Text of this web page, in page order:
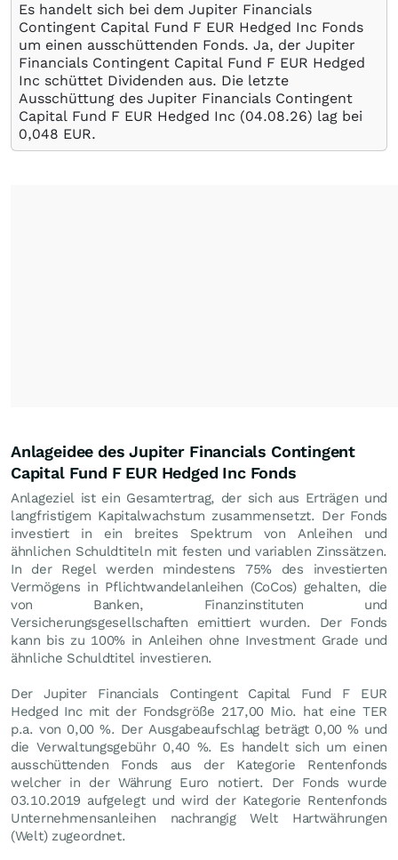
Es handelt sich bei dem Jupiter Financials
Contingent Capital Fund F EUR Hedged Inc Fonds
um einen ausschüttenden Fonds. Ja, der Jupiter
Financials Contingent Capital Fund F EUR Hedged
Inc schüttet Dividenden aus. Die letzte
Ausschüttung des Jupiter Financials Contingent
Capital Fund F EUR Hedged Inc (04.08.26) lag bei
0,048 EUR.
Anlageidee des Jupiter Financials Contingent
Capital Fund F EUR Hedged Inc Fonds
Anlageziel ist ein Gesamtertrag, der sich aus Erträgen und
langfristigem Kapitalwachstum zusammensetzt. Der Fonds
investiert in ein breites Spektrum von Anleihen und
ähnlichen Schuldtiteln mit festen und variablen Zinssätzen.
In der Regel werden mindestens 75% des investierten
Vermögens in Pflichtwandelanleihen (CoCos) gehalten, die
von Banken, Finanzinstituten und
Versicherungsgesellschaften emittiert wurden. Der Fonds
kann bis zu 100% in Anleihen ohne Investment Grade und
ähnliche Schuldtitel investieren.
Der Jupiter Financials Contingent Capital Fund F EUR
Hedged Inc mit der Fondsgröße 217,00 Mio. hat eine TER
p.a. von 0,00 %. Der Ausgabeaufschlag beträgt 0,00 % und
die Verwaltungsgebühr 0,40 %. Es handelt sich um einen
ausschüttenden Fonds aus der Kategorie Rentenfonds
welcher in der Währung Euro notiert. Der Fonds wurde
03.10.2019 aufgelegt und wird der Kategorie Rentenfonds
Unternehmensanleihen nachrangig Welt Hartwährungen
(Welt) zugeordnet.